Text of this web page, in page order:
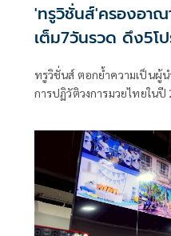
'ทรูวิชั่นส์'ครองอา
เต็ม7วันรวด ดึง5โ
ไทย
ทรูวิชั่นส์ ตอกย้ำความเป็นผู้
การปฏิวัติวงการมวยไทยใน
แอปพลิเคชันทรูวิชั่นส์ นาว
ระบบจานดาวเทียม และระ
การปฏิวัติการรับชมมวยไท
คุณภาพมาให้แฟนกีฬาได้รับ
การเป็นศูนย์กลางมวยไทย